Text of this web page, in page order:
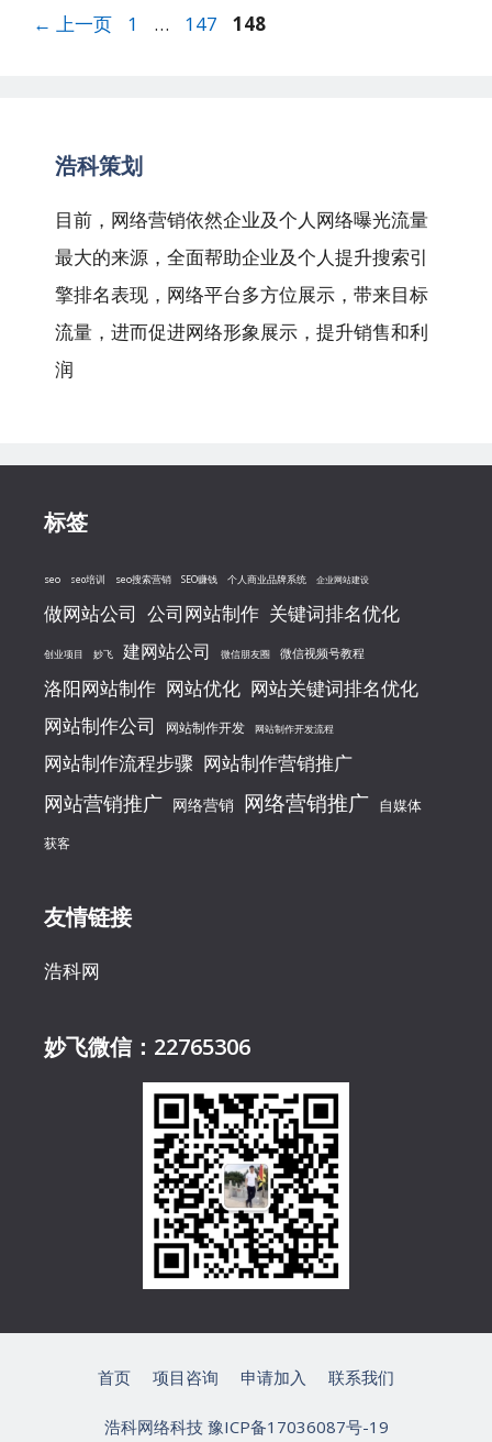
文
← 上一页
页
1 …
页
147
页
148
浩科策划
目前，网络营销依然企业及个人网络曝光流量
最大的来源，全面帮助企业及个人提升搜索引
擎排名表现，网络平台多方位展示，带来目标
流量，进而促进网络形象展示，提升销售和利
润
标签
seo seo培训 seo搜索营销 SEO赚钱 个人商业品牌系统 企业网站建设
做网站公司 公司网站制作 关键词排名优化
创业项目 妙飞 建网站公司 微信朋友圈 微信视频号教程
洛阳网站制作 网站优化 网站关键词排名优化
网站制作公司
网站制作开发 网站制作开发流程
网站制作流程步骤 网站制作营销推广
网站营销推广 网络营销 网络营销推广 自媒体
获客
友情链接
浩科网
妙飞微信：22765306
首页 项目咨询 申请加入 联系我们
浩科网络科技 豫ICP备17036087号-19